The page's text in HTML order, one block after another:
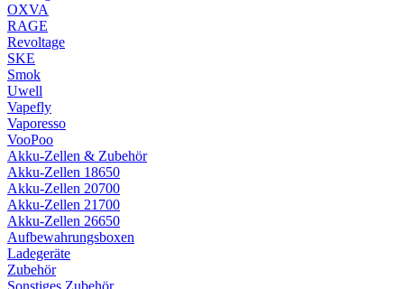
OXVA
RAGE
Revoltage
SKE
Smok
Uwell
Vapefly
Vaporesso
VooPoo
Akku-Zellen & Zubehör
Akku-Zellen 18650
Akku-Zellen 20700
Akku-Zellen 21700
Akku-Zellen 26650
Aufbewahrungsboxen
Ladegeräte
Zubehör